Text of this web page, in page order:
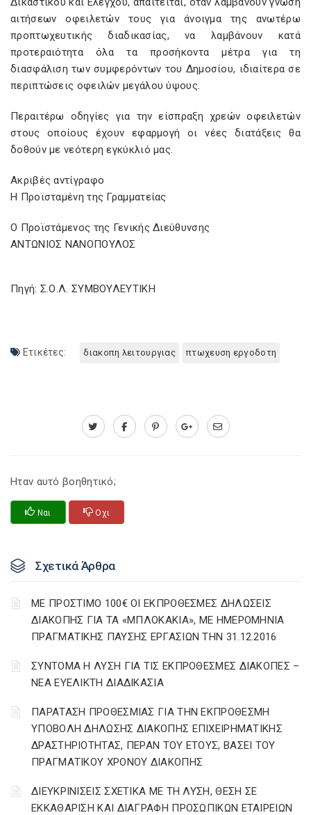
αιτήσεων οφειλετών τους για άνοιγμα της ανωτέρω
προπτωχευτικής διαδικασίας, να λαμβάνουν κατά
προτεραιότητα όλα τα προσήκοντα μέτρα για τη
διασφάλιση των συμφερόντων του Δημοσίου, ιδιαίτερα σε
περιπτώσεις οφειλών μεγάλου ύψους.
Περαιτέρω οδηγίες για την είσπραξη χρεών οφειλετών
στους οποίους έχουν εφαρμογή οι νέες διατάξεις θα
δοθούν με νεότερη εγκύκλιό μας.
Ακριβές αντίγραφο
Η Προϊσταμένη της Γραμματείας
Ο Προϊστάμενος της Γενικής Διεύθυνσης
ΑΝΤΩΝΙΟΣ ΝΑΝΟΠΟΥΛΟΣ
Πηγή: Σ.Ο.Λ. ΣΥΜΒΟΥΛΕΥΤΙΚΗ
Ετικέτες: διακοπη λειτουργιας πτωχευση εργοδοτη
Ηταν αυτό βοηθητικό;
Ναι Οχι
Σχετικά Άρθρα
ΜΕ ΠΡΟΣΤΙΜΟ 100€ ΟΙ ΕΚΠΡΟΘΕΣΜΕΣ ΔΗΛΩΣΕΙΣ
ΔΙΑΚΟΠΗΣ ΓΙΑ ΤΑ «ΜΠΛΟΚΑΚΙΑ», ΜΕ ΗΜΕΡΟΜΗΝΙΑ
ΠΡΑΓΜΑΤΙΚΗΣ ΠΑΥΣΗΣ ΕΡΓΑΣΙΩΝ ΤΗΝ 31.12.2016
ΣΥΝΤΟΜΑ Η ΛΥΣΗ ΓΙΑ ΤΙΣ ΕΚΠΡΟΘΕΣΜΕΣ ΔΙΑΚΟΠΕΣ –
ΝΕΑ ΕΥΕΛΙΚΤΗ ΔΙΑΔΙΚΑΣΙΑ
ΠΑΡΑΤΑΣΗ ΠΡΟΘΕΣΜΙΑΣ ΓΙΑ ΤΗΝ ΕΚΠΡΟΘΕΣΜΗ
ΥΠΟΒΟΛΗ ΔΗΛΩΣΗΣ ΔΙΑΚΟΠΗΣ ΕΠΙΧΕΙΡΗΜΑΤΙΚΗΣ
ΔΡΑΣΤΗΡΙΟΤΗΤΑΣ, ΠΕΡΑΝ ΤΟΥ ΕΤΟΥΣ, ΒΑΣΕΙ ΤΟΥ
ΠΡΑΓΜΑΤΙΚΟΥ ΧΡΟΝΟΥ ΔΙΑΚΟΠΗΣ
ΔΙΕΥΚΡΙΝΙΣΕΙΣ ΣΧΕΤΙΚΑ ΜΕ ΤΗ ΛΥΣΗ, ΘΕΣΗ ΣΕ
ΕΚΚΑΘΑΡΙΣΗ ΚΑΙ ΔΙΑΓΡΑΦΗ ΠΡΟΣΩΠΙΚΩΝ ΕΤΑΙΡΕΙΩΝ